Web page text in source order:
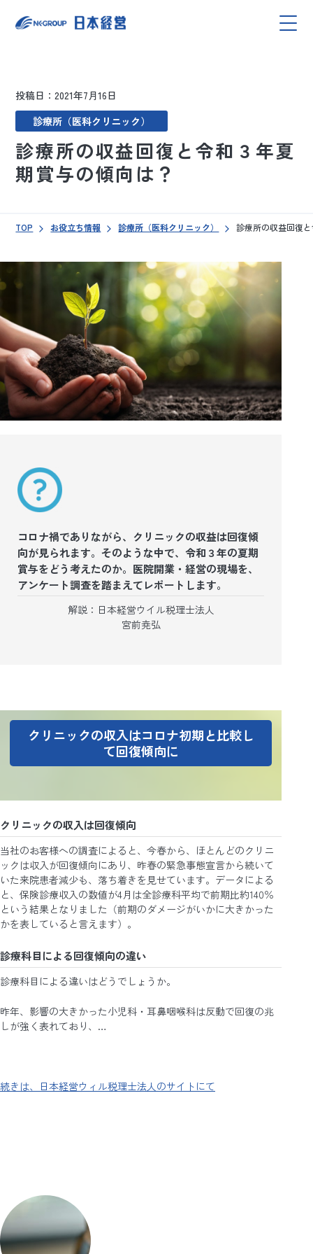
投稿日：2021年7月16日
診療所（医科クリニック）
診療所の収益回復と令和３年夏
期賞与の傾向は？
TOP お役立ち情報 診療所（医科クリニック） 診療所の収益回復
コロナ禍でありながら、クリニックの収益は回復傾
向が見られます。そのような中で、令和３年の夏期
賞与をどう考えたのか。医院開業・経営の現場を、
アンケート調査を踏まえてレポートします。
解説：日本経営ウイル税理士法人
宮前尭弘
クリニックの収入はコロナ初期と比較し
て回復傾向に
クリニックの収入は回復傾向
当社のお客様への調査によると、今春から、ほとんどのクリニ
ックは収入が回復傾向にあり、昨春の緊急事態宣言から続いて
いた来院患者減少も、落ち着きを見せています。データによる
と、保険診療収入の数値が4月は全診療科平均で前期比約140％
という結果となりました（前期のダメージがいかに大きかった
かを表していると言えます）。
診療科目による回復傾向の違い
診療科目による違いはどうでしょうか。
昨年、影響の大きかった小児科・耳鼻咽喉科は反動で回復の兆
しが強く表れており、…
続きは、日本経営ウィル税理士法人のサイトにて